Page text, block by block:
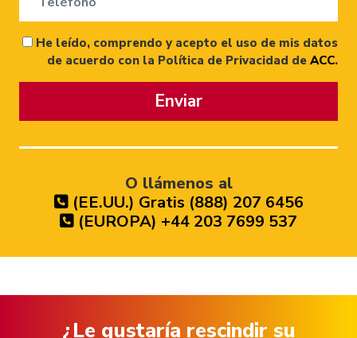
He leído, comprendo y acepto el uso de mis datos
de acuerdo con la Política de Privacidad de ACC.
Enviar
O llámenos al
(EE.UU.) Gratis (888) 207 6456
(EUROPA) +44 203 7699 537
¿Le gustaría rescindir su